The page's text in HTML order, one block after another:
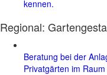
kennen.
Regional:
Beratung bei der
Privatgärten im